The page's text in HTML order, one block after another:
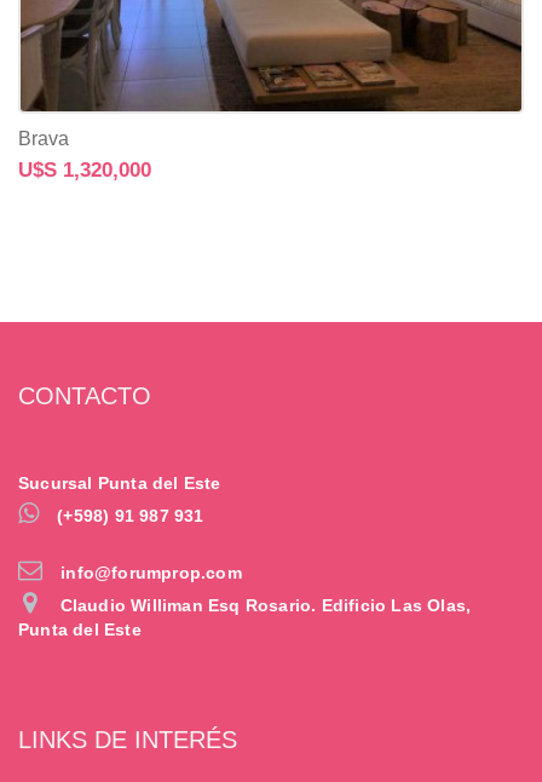
Brava
U$S 1,320,000
CONTACTO
Sucursal Punta del Este
(+598) 91 987 931
info@forumprop.com
Claudio Williman Esq Rosario. Edificio Las Olas,
Punta del Este
LINKS DE INTERÉS